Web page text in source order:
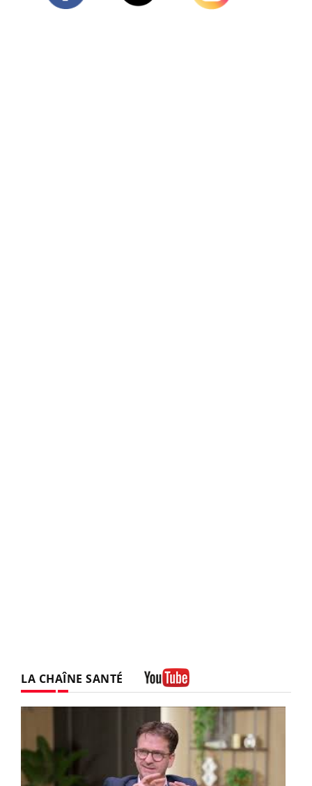
LA CHAÎNE SANTÉ